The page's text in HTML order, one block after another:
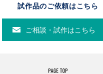
試作品のご依頼はこちら
ご相談・試作はこちら